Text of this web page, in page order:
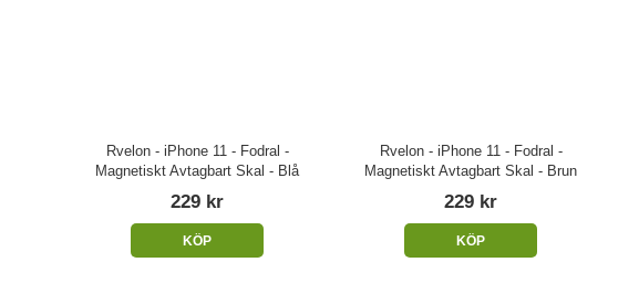
Rvelon - iPhone 11 - Fodral -
Magnetiskt Avtagbart Skal - Blå
229 kr
KÖP
Rvelon - iPhone 11 - Fodral -
Magnetiskt Avtagbart Skal - Brun
229 kr
KÖP